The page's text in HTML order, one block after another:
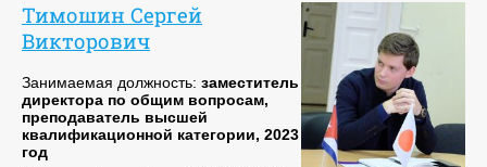
Тимошин Сергей
Викторович
Занимаемая должность: заместитель
директора по общим вопросам,
преподаватель высшей
квалификационной категории, 2023
год